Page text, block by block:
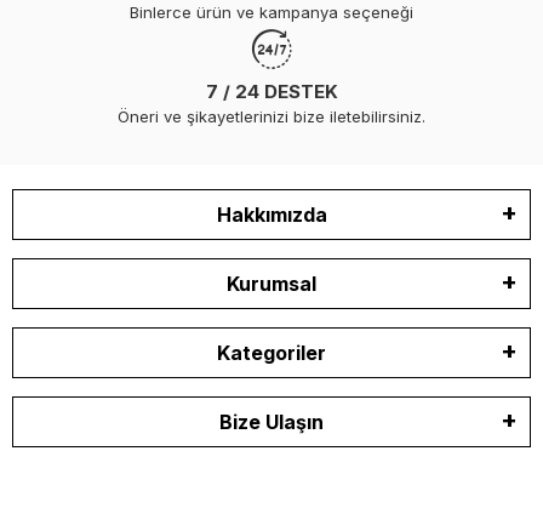
Binlerce ürün ve kampanya seçeneği
7 / 24 DESTEK
Öneri ve şikayetlerinizi bize iletebilirsiniz.
Hakkımızda
Kurumsal
Kategoriler
Bize Ulaşın